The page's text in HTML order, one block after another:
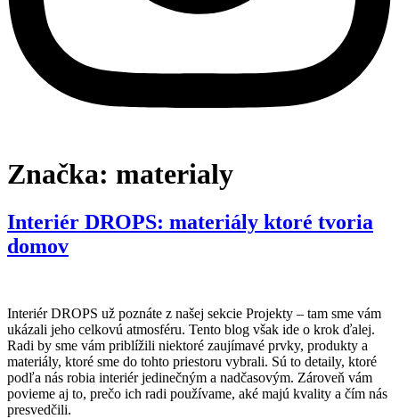
Značka: materialy
Interiér DROPS: materiály ktoré tvoria
domov
Interiér DROPS už poznáte z našej sekcie Projekty – tam sme vám
ukázali jeho celkovú atmosféru. Tento blog však ide o krok ďalej.
Radi by sme vám priblížili niektoré zaujímavé prvky, produkty a
materiály, ktoré sme do tohto priestoru vybrali. Sú to detaily, ktoré
podľa nás robia interiér jedinečným a nadčasovým. Zároveň vám
povieme aj to, prečo ich radi používame, aké majú kvality a čím nás
presvedčili.